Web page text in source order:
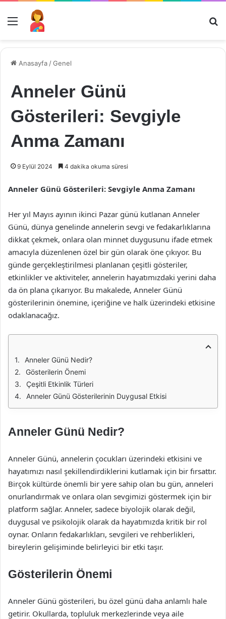
Menü
Anasayfa /Genel
Anneler Günü
Gösterileri: Sevgiyle
Anma Zamanı
9 Eylül 2024 4 dakika okuma süresi
Anneler Günü Gösterileri: Sevgiyle Anma Zamanı
Her yıl Mayıs ayının ikinci Pazar günü kutlanan Anneler
Günü, dünya genelinde annelerin sevgi ve fedakarlıklarına
dikkat çekmek, onlara olan minnet duygusunu ifade etmek
amacıyla düzenlenen özel bir gün olarak öne çıkıyor. Bu
günde gerçekleştirilmesi planlanan çeşitli gösteriler,
etkinlikler ve aktiviteler, annelerin hayatımızdaki yerini daha
da ön plana çıkarıyor. Bu makalede, Anneler Günü
gösterilerinin önemine, içeriğine ve halk üzerindeki etkisine
odaklanacağız.
Anneler Günü Nedir?
Gösterilerin Önemi
Çeşitli Etkinlik Türleri
Anneler Günü Gösterilerinin Duygusal Etkisi
Anneler Günü Nedir?
Anneler Günü, annelerin çocukları üzerindeki etkisini ve
hayatımızı nasıl şekillendirdiklerini kutlamak için bir fırsattır.
Birçok kültürde önemli bir yere sahip olan bu gün, anneleri
onurlandırmak ve onlara olan sevgimizi göstermek için bir
platform sağlar. Anneler, sadece biyolojik olarak değil,
duygusal ve psikolojik olarak da hayatımızda kritik bir rol
oynar. Onların fedakarlıkları, sevgileri ve rehberlikleri,
bireylerin gelişiminde belirleyici bir etki taşır.
Gösterilerin Önemi
Anneler Günü gösterileri, bu özel günü daha anlamlı hale
getirir. Okullarda, topluluk merkezlerinde veya aile